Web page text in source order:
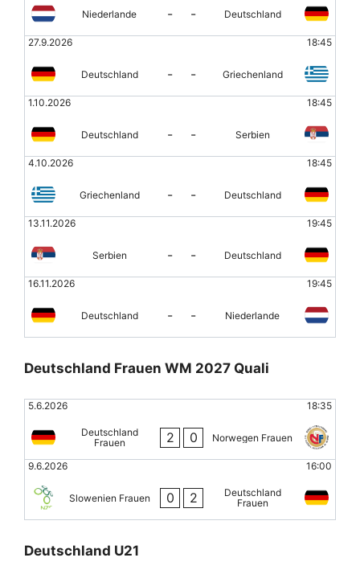
Niederlande - - Deutschland
27.9.2026 18:45
Deutschland - - Griechenland
1.10.2026 18:45
Deutschland - - Serbien
4.10.2026 18:45
Griechenland - - Deutschland
13.11.2026 19:45
Serbien - - Deutschland
16.11.2026 19:45
Deutschland - - Niederlande
Deutschland Frauen WM 2027 Quali
5.6.2026 18:35
Deutschland
Frauen
2 0 Norwegen Frauen
9.6.2026 16:00
Slowenien Frauen 0 2
Deutschland
Frauen
Deutschland U21